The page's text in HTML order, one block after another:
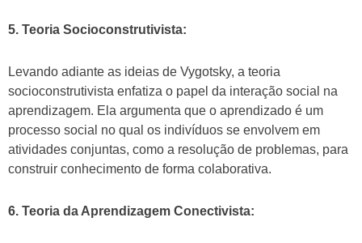
5. Teoria Socioconstrutivista:
Levando adiante as ideias de Vygotsky, a teoria
socioconstrutivista enfatiza o papel da interação social na
aprendizagem. Ela argumenta que o aprendizado é um
processo social no qual os indivíduos se envolvem em
atividades conjuntas, como a resolução de problemas, para
construir conhecimento de forma colaborativa.
6. Teoria da Aprendizagem Conectivista: